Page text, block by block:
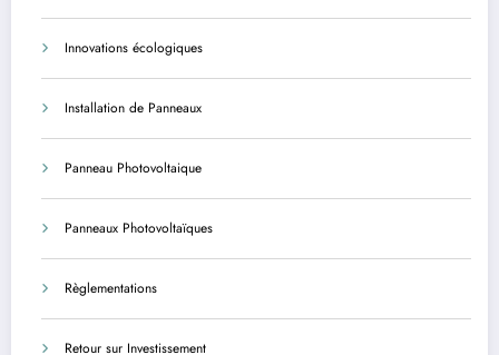
Innovations écologiques
Installation de Panneaux
Panneau Photovoltaique
Panneaux Photovoltaïques
Règlementations
Retour sur Investissement